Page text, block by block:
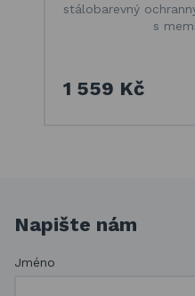
stálobarevný
s
1 559 Kč
Napište nám
Jméno